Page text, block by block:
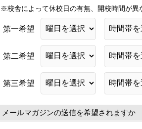
※校舎によって休校日の有無、開校時間が異
第一希望
第二希望
第三希望
メールマガジンの送信を希望されますか